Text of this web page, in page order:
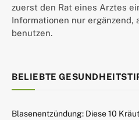
zuerst den Rat eines Arztes
Informationen nur ergänzend,
benutzen.
BELIEBTE
Blasenentzündung: Diese 10